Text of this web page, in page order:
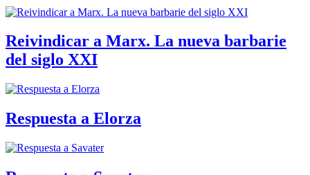
Reivindicar a Marx. La nueva barbarie
del siglo XXI
Respuesta a Elorza